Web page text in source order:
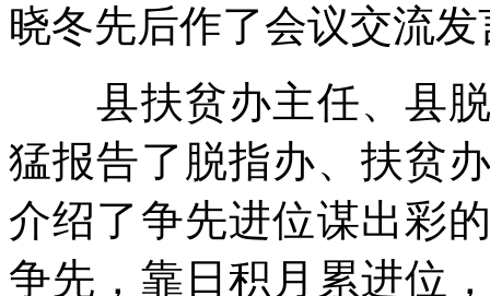
晓冬先后作了会议交流发
县扶贫办主任、县脱
猛报告了脱指办、扶贫
介绍了争先进位谋出彩
争先，靠日积月累进位